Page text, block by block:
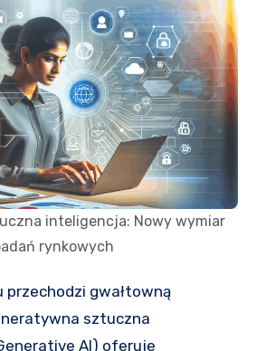
inteligencja: Nowy wymiar
rynkowych
sztuczna
AI) oferuje